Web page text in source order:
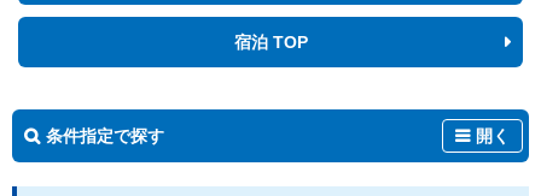
宿泊 TOP
条件指定で探す 開く